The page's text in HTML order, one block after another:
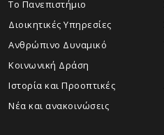
Το Πανεπιστήμιο
Διοικητικές Υπηρεσίες
Ανθρώπινο Δυναμικό
Κοινωνική Δράση
Ιστορία και Προοπτικές
Νέα και ανακοινώσεις